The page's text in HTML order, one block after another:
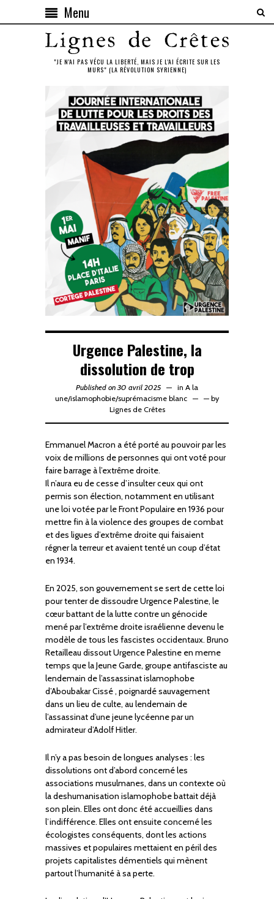
Menu
"JE N'AI PAS VÉCU LA LIBERTÉ, MAIS JE L'AI ÉCRITE SUR LES
MURS" (LA RÉVOLUTION SYRIENNE)
Urgence Palestine, la
dissolution de trop
Published on 30 avril 2025 in A la
une/islamophobie/suprémacisme blanc — by
Lignes de Crêtes
Emmanuel Macron a été porté au pouvoir par les
voix de millions de personnes qui ont voté pour
faire barrage à l’extrême droite.
Il n’aura eu de cesse d’insulter ceux qui ont
permis son élection, notamment en utilisant
une loi votée par le Front Populaire en 1936 pour
mettre fin à la violence des groupes de combat
et des ligues d’extrême droite qui faisaient
régner la terreur et avaient tenté un coup d’état
en 1934.
En 2025, son gouvernement se sert de cette loi
pour tenter de dissoudre Urgence Palestine, le
cœur battant de la lutte contre un génocide
mené par l’extrême droite israélienne devenu le
modèle de tous les fascistes occidentaux. Bruno
Retailleau dissout Urgence Palestine en meme
temps que la Jeune Garde, groupe antifasciste au
lendemain de l’assassinat islamophobe
d’Aboubakar Cissé , poignardé sauvagement
dans un lieu de culte, au lendemain de
l’assassinat d’une jeune lycéenne par un
admirateur d’Adolf Hitler.
Il n’y a pas besoin de longues analyses : les
dissolutions ont d’abord concerné les
associations musulmanes, dans un contexte où
la deshumanisation islamophobe battait déjà
son plein. Elles ont donc été accueillies dans
l’indifférence. Elles ont ensuite concerné les
écologistes conséquents, dont les actions
massives et populaires mettaient en péril des
projets capitalistes démentiels qui mènent
partout l’humanité à sa perte.